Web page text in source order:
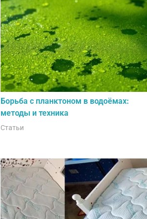
Борьба с планктоном в водоёмах:
методы и техника
Статьи